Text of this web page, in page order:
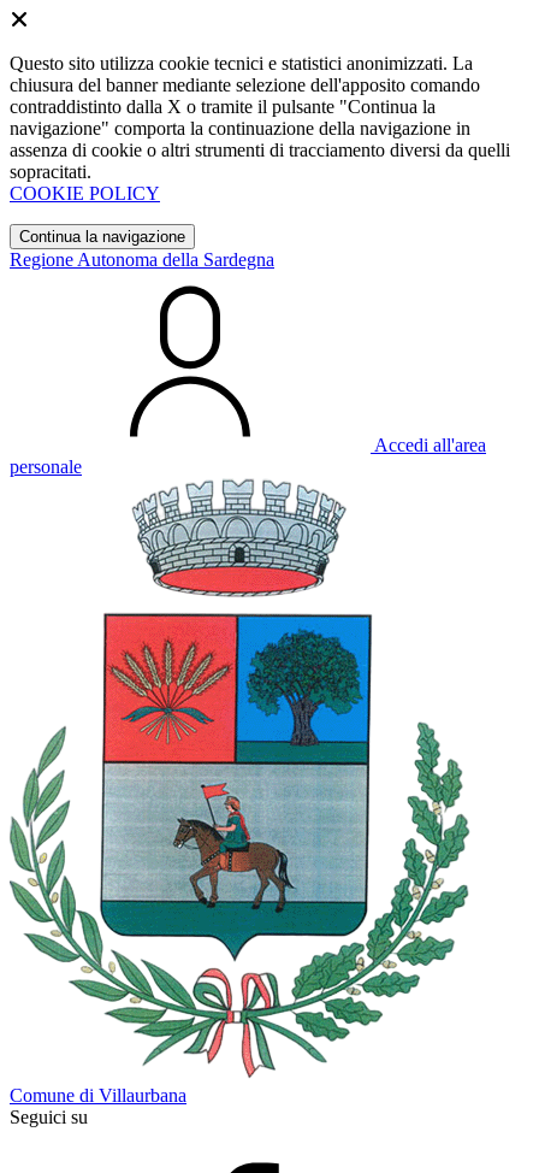
Questo sito utilizza cookie tecnici e statistici anonimizzati. La
chiusura del banner mediante selezione dell'apposito comando
contraddistinto dalla X o tramite il pulsante "Continua la
navigazione" comporta la continuazione della navigazione in
assenza di cookie o altri strumenti di tracciamento diversi da quelli
sopracitati.
COOKIE POLICY
Continua la navigazione
Regione Autonoma della Sardegna
Accedi all'area
personale
Comune di Villaurbana
Seguici su